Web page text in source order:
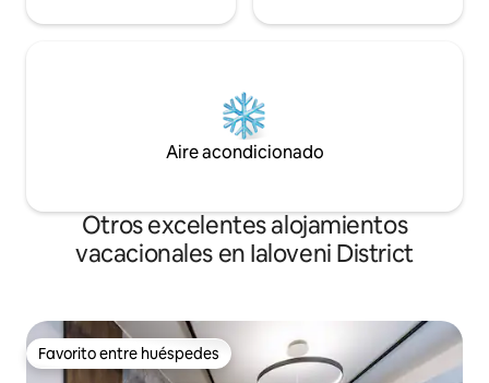
Aire acondicionado
Otros excelentes alojamientos
vacacionales en Ialoveni District
Favorito entre huéspedes
Favorito entre huéspedes